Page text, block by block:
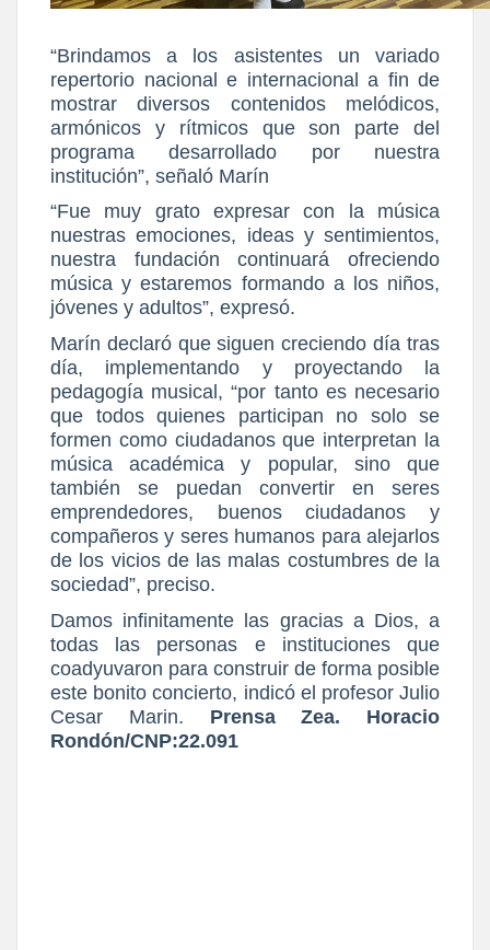
“Brindamos a los asistentes un variado
repertorio nacional e internacional a fin de
mostrar diversos contenidos melódicos,
armónicos y rítmicos que son parte del
programa desarrollado por nuestra
institución”, señaló Marín
“Fue muy grato expresar con la música
nuestras emociones, ideas y sentimientos,
nuestra fundación continuará ofreciendo
música y estaremos formando a los niños,
jóvenes y adultos”, expresó.
Marín declaró que siguen creciendo día tras
día, implementando y proyectando la
pedagogía musical, “por tanto es necesario
que todos quienes participan no solo se
formen como ciudadanos que interpretan la
música académica y popular, sino que
también se puedan convertir en seres
emprendedores, buenos ciudadanos y
compañeros y seres humanos para alejarlos
de los vicios de las malas costumbres de la
sociedad”, preciso.
Damos infinitamente las gracias a Dios, a
todas las personas e instituciones que
coadyuvaron para construir de forma posible
este bonito concierto, indicó el profesor Julio
Cesar Marin. Prensa Zea. Horacio
Rondón/CNP:22.091